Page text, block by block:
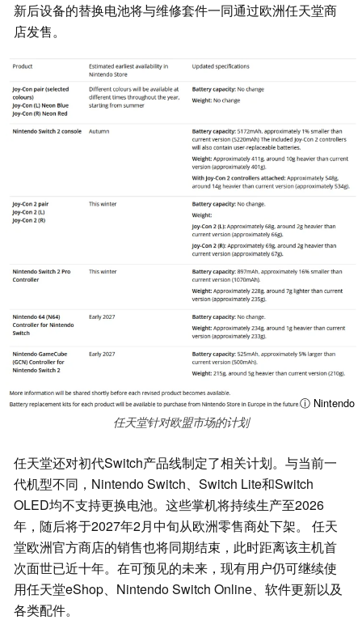
新后设备的替换电池将与维修套件一同通过欧洲任天堂商
店发售。
ⓘ Nintendo
任天堂针对欧盟市场的计划
任天堂还对初代Switch产品线制定了相关计划。与当前一
代机型不同，Nintendo Switch、Switch Lite和Switch
OLED均不支持更换电池。这些掌机将持续生产至2026
年，随后将于2027年2月中旬从欧洲零售商处下架。 任天
堂欧洲官方商店的销售也将同期结束，此时距离该主机首
次面世已近十年。在可预见的未来，现有用户仍可继续使
用任天堂eShop、Nintendo Switch Online、软件更新以及
各类配件。